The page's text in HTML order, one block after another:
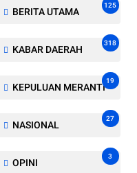
BERITA UTAMA
125
KABAR DAERAH
318
KEPULUAN MERANTI
19
NASIONAL
27
OPINI
3